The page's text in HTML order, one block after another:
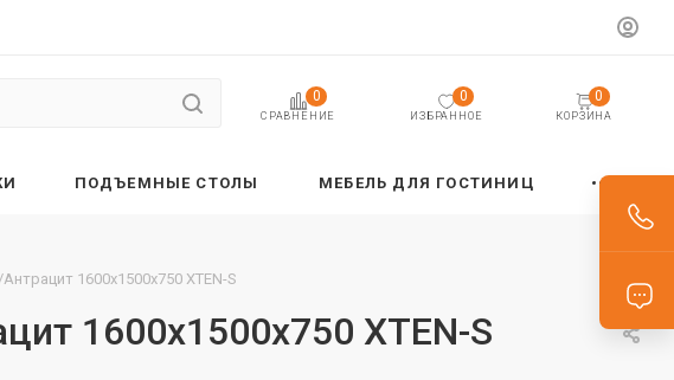
СРАВНЕНИЕ
0
ИЗБРАННОЕ
0
КОРЗИНА
0
ПОДЪЕМНЫЕ СТОЛЫ МЕБЕЛЬ ДЛЯ ГОСТИНИЦ
1600х1500х750 XTEN-S
1600х1500х750 XTEN-S